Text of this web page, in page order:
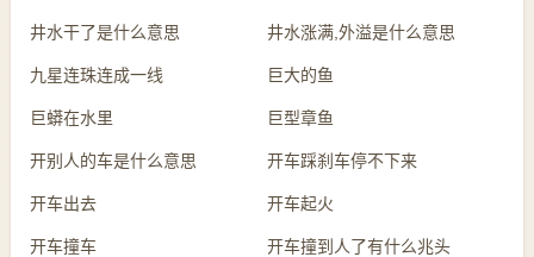
井水干了是什么意思 井水涨满,外溢是什么意思
九星连珠连成一线 巨大的鱼
巨蟒在水里 巨型章鱼
开别人的车是什么意思 开车踩刹车停不下来
开车出去 开车起火
开车撞车 开车撞到人了有什么兆头